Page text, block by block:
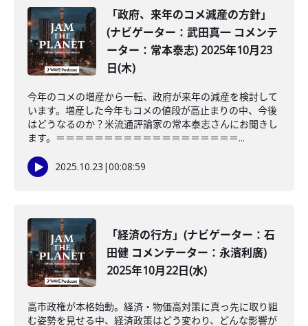
「政府、来年のコメ減産の方針」
(ナビゲーター：武田真一 コメンテ
ーター：常本泰志) 2025年10月23
日(木)
今年のコメの増産から一転、政府が来年の減産を検討して
います。増産した今年もコメの値段が高止まりの中、今後
はどうなるのか？米流通評論家の常本泰志さんにお聞きし
ます。＝＝＝＝＝＝＝＝＝＝＝＝＝＝＝＝＝＝＝...
2025.10.23 |00:08:59
「経済の行方」(ナビゲーター：石
田健 コメンテーター：永濱利廣)
2025年10月22日(水)
高市政権が本格始動。経済・物価高対策に真っ先に取り組
む姿勢を見せる中、経済政策はどう変わり、どんな影響が